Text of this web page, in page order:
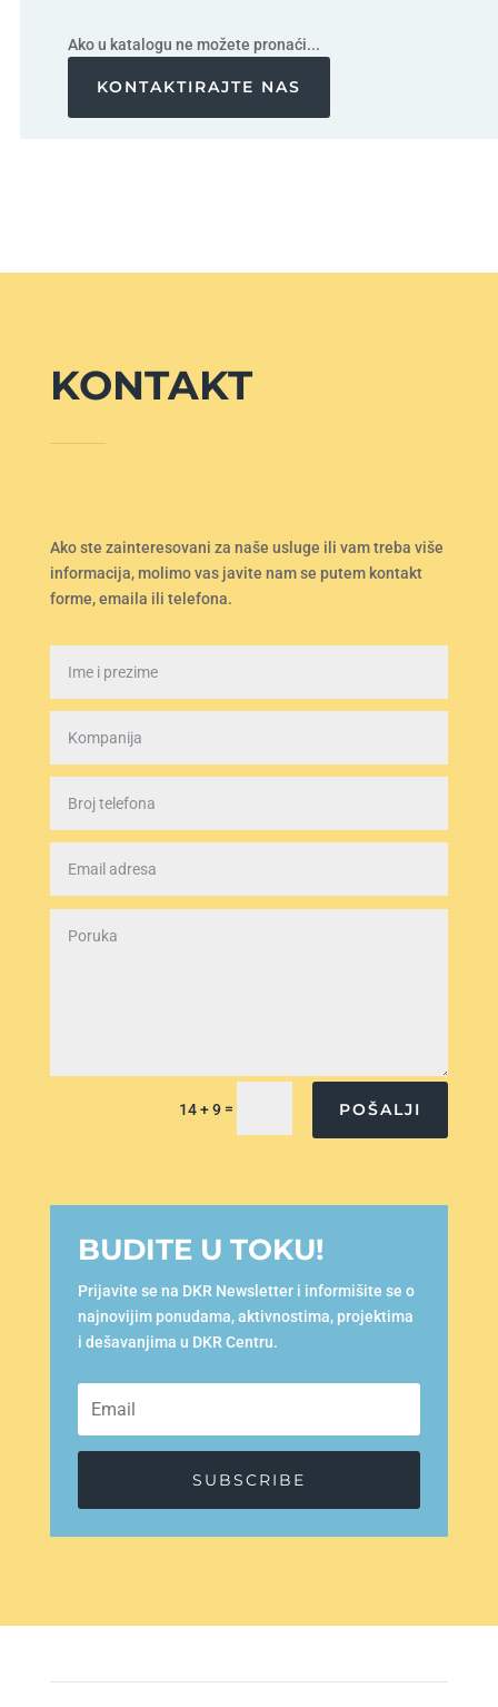
Ako u katalogu ne možete pronaći...
KONTAKTIRAJTE NAS
KONTAKT
Ako ste zainteresovani za naše usluge ili vam treba više
informacija, molimo vas javite nam se putem kontakt
forme, emaila ili telefona.
14 + 9 = POŠALJI
BUDITE U TOKU!
Prijavite se na DKR Newsletter i informišite se o
najnovijim ponudama, aktivnostima, projektima
i dešavanjima u DKR Centru.
SUBSCRIBE